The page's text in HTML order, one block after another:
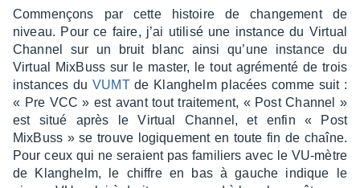
Commençons par cette histoire de chan­ge­ment de
niveau. Pour ce faire, j’ai utilisé une instance du Virtual
Chan­nel sur un bruit blanc ainsi qu’une instance du
Virtual MixBuss sur le master, le tout agré­menté de trois
instances duVUMTde Klan­ghelm placées comme suit :
« Pre VCC » est avant tout trai­te­ment, « Post Chan­nel »
est situé après le Virtual Chan­nel, et enfin « Post
MixBuss » se trouve logique­ment en toute fin de chaîne.
Pour ceux qui ne seraient pas fami­liers avec le VU-mètre
de Klan­ghelm, le chiffre en bas à gauche indique le